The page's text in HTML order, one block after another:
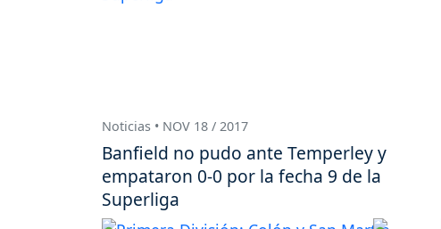
Noticias • NOV 18 / 2017
Banfield no pudo ante Temperley y
empataron 0-0 por la fecha 9 de la
Superliga